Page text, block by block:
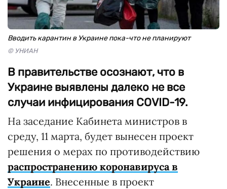
Вводить карантин в Украине пока-что не планируют
© УНИАН
В правительстве осознают, что в
Украине выявлены далеко не все
случаи инфицирования COVID-19.
На заседание Кабинета министров в
среду, 11 марта, будет вынесен проект
решения о мерах по противодействию
распространению коронавируса в
Украине. Внесенные в проект